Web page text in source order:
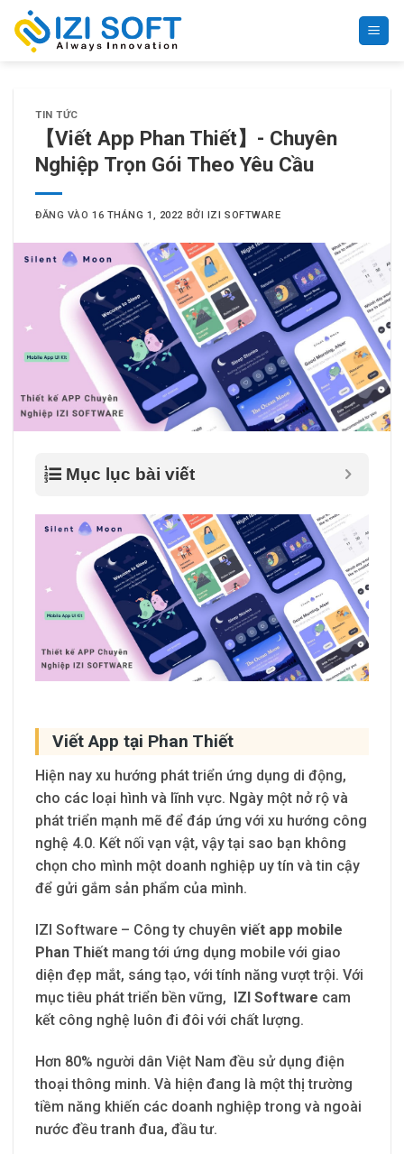
qua
TIN TỨC
【Viết App Phan Thiết】- Chuyên
Nghiệp Trọn Gói Theo Yêu Cầu
ĐĂNG VÀO16 THÁNG 1, 2022 BỞI IZI SOFTWARE
Mục lục bài viết
Viết App tại Phan Thiết
Hiện nay xu hướng phát triển ứng dụng di động,
cho các loại hình và lĩnh vực. Ngày một nở rộ và
phát triển mạnh mẽ để đáp ứng với xu hướng công
nghệ 4.0. Kết nối vạn vật, vậy tại sao bạn không
chọn cho mình một doanh nghiệp uy tín và tin cậy
để gửi gắm sản phẩm của mình.
IZI Software – Công ty chuyên viết app mobile
Phan Thiết mang tới ứng dụng mobile với giao
diện đẹp mắt, sáng tạo, với tính năng vượt trội. Với
mục tiêu phát triển bền vững, IZI Software cam
kết công nghệ luôn đi đôi với chất lượng.
Hơn 80% người dân Việt Nam đều sử dụng điện
thoại thông minh. Và hiện đang là một thị trường
tiềm năng khiến các doanh nghiệp trong và ngoài
nước đều tranh đua, đầu tư.